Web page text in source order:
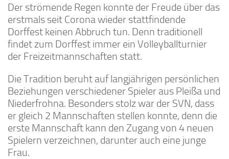
Der strömende Regen konnte der Freude über das
erstmals seit Corona wieder stattfindende
Dorffest keinen Abbruch tun. Denn traditionell
findet zum Dorffest immer ein Volleyballturnier
der Freizeitmannschaften statt.
Die Tradition beruht auf langjährigen persönlichen
Beziehungen verschiedener Spieler aus Pleißa und
Niederfrohna. Besonders stolz war der SVN, dass
er gleich 2 Mannschaften stellen konnte, denn die
erste Mannschaft kann den Zugang von 4 neuen
Spielern verzeichnen, darunter auch eine junge
Frau.